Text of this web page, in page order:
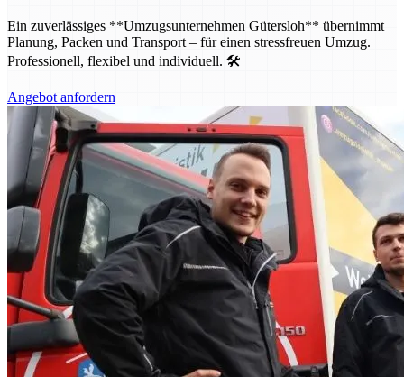
Ein zuverlässiges **Umzugsunternehmen Gütersloh** übernimmt
Planung, Packen und Transport – für einen stressfreuen Umzug.
Professionell, flexibel und individuell. 🛠️
Angebot anfordern